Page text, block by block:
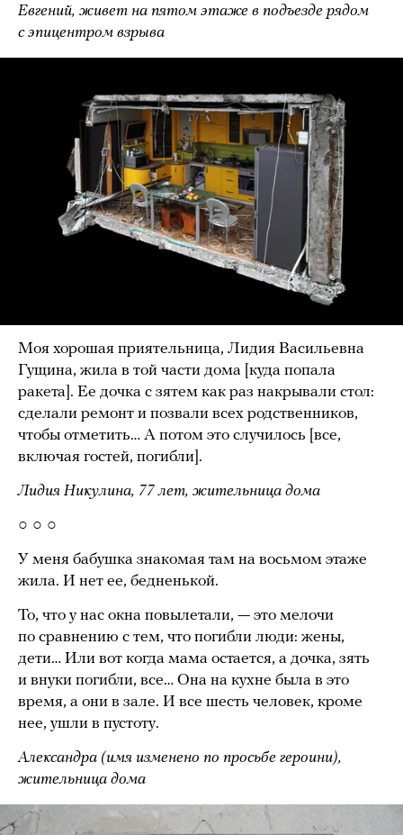
Евгений, живет на пятом этаже в подъезде рядом
с эпицентром взрыва
Моя хорошая приятельница, Лидия Васильевна
Гущина, жила в той части дома [куда попала
ракета]. Ее дочка с зятем как раз накрывали стол:
сделали ремонт и позвали всех родственников,
чтобы отметить… А потом это случилось [все,
включая гостей, погибли].
Лидия Никулина, 77 лет, жительница дома
○ ○ ○
У меня бабушка знакомая там на восьмом этаже
жила. И нет ее, бедненькой.
То, что у нас окна повылетали, — это мелочи
по сравнению с тем, что погибли люди: жены,
дети… Или вот когда мама остается, а дочка, зять
и внуки погибли, все… Она на кухне была в это
время, а они в зале. И все шесть человек, кроме
нее, ушли в пустоту.
Александра (имя изменено по просьбе героини),
жительница дома